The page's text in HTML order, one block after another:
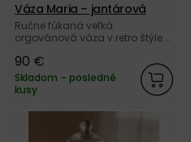
Váza Maria – jantárová
Ručne fúkaná veľká
orgovánová váza v retro štýle z
Radua crystal.
90 €
Skladom – posledné
kusy